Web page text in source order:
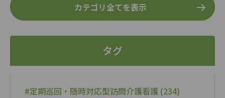
カテゴリ全てを表示
タグ
#定期巡回・随時対応型訪問介護看護 (234)